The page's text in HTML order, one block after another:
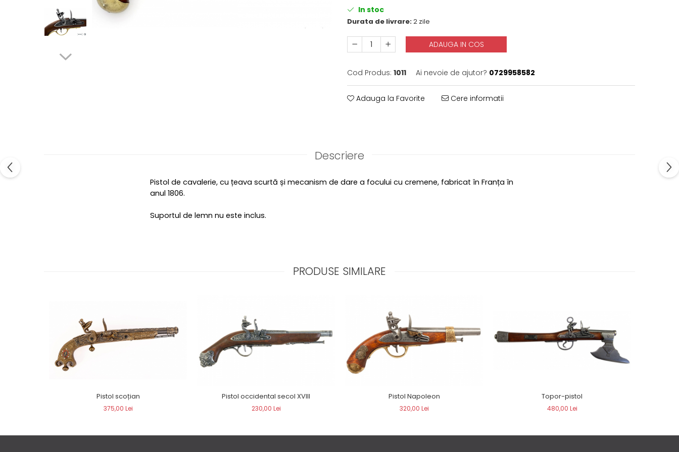
In stoc
Durata de livrare:2 zile
ADAUGA IN COS
Cod Produs: 1011 Ai nevoie de ajutor? 0729958582
Adauga la Favorite Cere informatii
Descriere
Pistol de cavalerie, cu țeava scurtă și mecanism de dare a focului cu cremene, fabricat în Franța în
anul 1806.
Suportul de lemn nu este inclus.
PRODUSE SIMILARE
Pistol scoțian
375,00 Lei
Pistol occidental secol XVIII
230,00 Lei
Pistol Napoleon
320,00 Lei
Topor-pistol
480,00 Lei